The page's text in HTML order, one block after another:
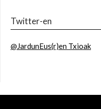
Twitter-en
@JardunEus(r)en Txioak